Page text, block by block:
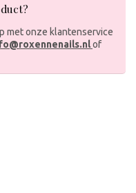
met onze klantenservice
of